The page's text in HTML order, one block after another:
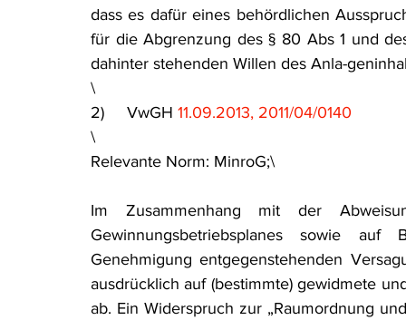
Wasserrecht RDU Umwelt-Ausgabe Erdgas
dass es dafür eines behördlichen
für die Abgrenzung des § 80 Abs 1 und
dahinter stehenden Willen des Anla-
\
2)     VwGH 11.09.2013, 2011/04/0140
\
Relevante Norm: MinroG;\
Im Zusammenhang mit der
Gewinnungsbetriebsplanes sowie
Genehmigung entgegenstehenden
ausdrücklich auf (bestimmte) gewidmete
ab. Ein Widerspruch zur „Raumordnung